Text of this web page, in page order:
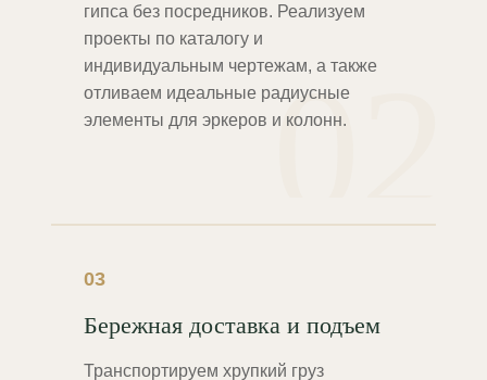
02
гипса без посредников. Реализуем
проекты по каталогу и
индивидуальным чертежам, а также
отливаем идеальные радиусные
элементы для эркеров и колонн.
03
Бережная доставка и подъем
Транспортируем хрупкий груз